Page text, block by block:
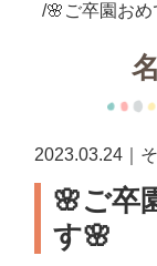
🌸ご卒園お
2023.03.24｜
🌸ご卒
す🌸